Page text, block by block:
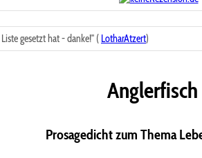
gesetzt hat - danke!" ( LotharAtzert)
Anglerfisch
Prosagedicht zum Thema